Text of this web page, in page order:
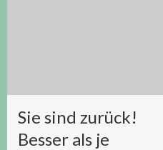
Sie sind zurück!
Besser als je